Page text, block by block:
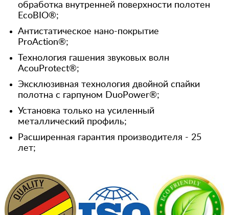
обработка внутренней поверхности полотен
EcoBIO®;
Антистатическое нано-покрытие
ProAction®;
Технология гашения звуковых волн
AcouProtect®;
Эксклюзивная технология двойной спайки
полотна с гарпуном DuoPower®;
Установка только на усиленный
металлический профиль;
Расширенная гарантия производителя - 25
лет;